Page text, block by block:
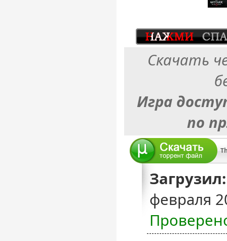
Скачать
Игра
по
Загрузил:
февраля